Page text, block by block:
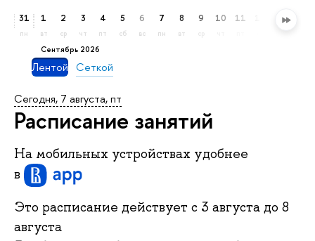
31
пн
сентябрь 2026
1
вт
2
ср
3
чт
4
пт
5
сб
6
вс
7
пн
8
вт
9 10 11 13
Лентой Сеткой
Сегодня, 7 августа, пт
Расписание занятий
На мобильных устройствах удобнее
в
Это расписание действует c 3 августа до 8
августа